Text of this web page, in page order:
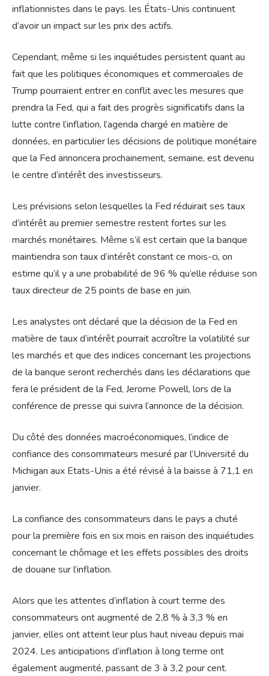
inflationnistes dans le pays. les États-Unis continuent
d’avoir un impact sur les prix des actifs.
Cependant, même si les inquiétudes persistent quant au
fait que les politiques économiques et commerciales de
Trump pourraient entrer en conflit avec les mesures que
prendra la Fed, qui a fait des progrès significatifs dans la
lutte contre l’inflation, l’agenda chargé en matière de
données, en particulier les décisions de politique monétaire
que la Fed annoncera prochainement, semaine, est devenu
le centre d’intérêt des investisseurs.
Les prévisions selon lesquelles la Fed réduirait ses taux
d’intérêt au premier semestre restent fortes sur les
marchés monétaires. Même s’il est certain que la banque
maintiendra son taux d’intérêt constant ce mois-ci, on
estime qu’il y a une probabilité de 96 % qu’elle réduise son
taux directeur de 25 points de base en juin.
Les analystes ont déclaré que la décision de la Fed en
matière de taux d’intérêt pourrait accroître la volatilité sur
les marchés et que des indices concernant les projections
de la banque seront recherchés dans les déclarations que
fera le président de la Fed, Jerome Powell, lors de la
conférence de presse qui suivra l’annonce de la décision.
Du côté des données macroéconomiques, l’indice de
confiance des consommateurs mesuré par l’Université du
Michigan aux Etats-Unis a été révisé à la baisse à 71,1 en
janvier.
La confiance des consommateurs dans le pays a chuté
pour la première fois en six mois en raison des inquiétudes
concernant le chômage et les effets possibles des droits
de douane sur l’inflation.
Alors que les attentes d’inflation à court terme des
consommateurs ont augmenté de 2,8 % à 3,3 % en
janvier, elles ont atteint leur plus haut niveau depuis mai
2024. Les anticipations d’inflation à long terme ont
également augmenté, passant de 3 à 3,2 pour cent.